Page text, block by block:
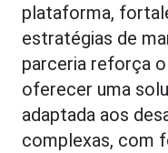
plataforma,
estratégias de
parceria reforça
oferecer uma
adaptada aos
complexas, com